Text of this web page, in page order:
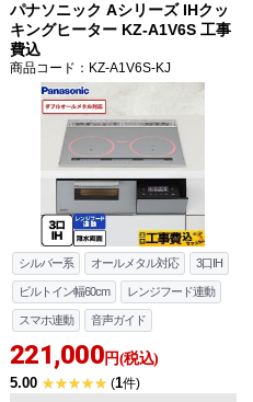
パナソニック Aシリーズ IHクッ
キングヒーター KZ-A1V6S 工事
費込
商品コード ：KZ-A1V6S-KJ
シルバー系 オールメタル対応 3口IH
ビルトイン幅60cm レンジフード連動
スマホ連動 音声ガイド
221,000円(税込)
5.00 (1件)
お買い物を続ける